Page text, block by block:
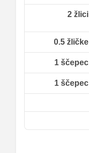
2 žlici
0.5 žličke
1 ščepec
1 ščepec